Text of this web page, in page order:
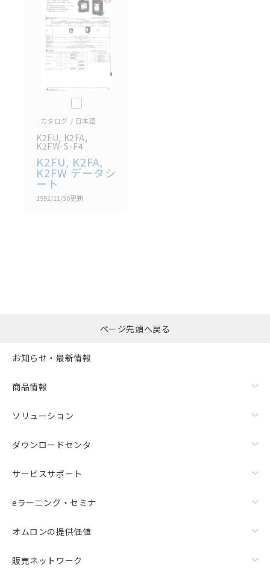
記載されているサービス内容や連絡先等は作成当時の
ものであり、変更・改定させていただいている可能性
があります。改めて当サイトの掲載内容をご確認のう
え、ご用命下さいますようお願いいたします。
このカタログを選択
カタログ 日本語
K2FU, K2FA,
K2FW-S-F4
K2FU, K2FA,
K2FW データシ
ート
1992/11/30更新
括ダウンロード
ページ先頭へ戻る
お知らせ・最新情報
商品情報
ソリューション
ダウンロードセンタ
サービスサポート
eラーニング・セミナ
オムロンの提供価値
販売ネットワーク